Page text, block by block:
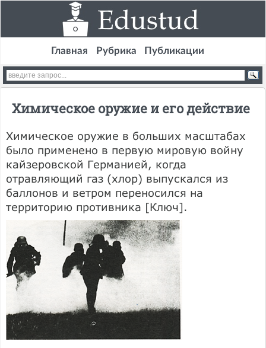
Главная Рубрика Публикации
Химическое оружие и его действие
Химическое оружие в больших масштабах
было применено в первую мировую войну
кайзеровской Германией, когда
отравляющий газ (хлор) выпускался из
баллонов и ветром переносился на
территорию противника [Ключ].